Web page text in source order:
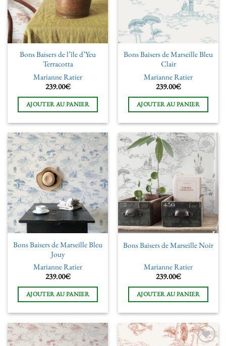
Bons Baisers de l’île d’Yeu
Terracotta
Marianne Ratier
239.00€
AJOUTER AU PANIER
Bons Baisers de Marseille Bleu
Clair
Marianne Ratier
239.00€
AJOUTER AU PANIER
Ajouter
à la liste
de
souhaits
Bons Baisers de Marseille Bleu
Jouy
Marianne Ratier
239.00€
AJOUTER AU PANIER
Ajouter
à la liste
de
souhaits
Bons Baisers de Marseille Noir
Marianne Ratier
239.00€
AJOUTER AU PANIER